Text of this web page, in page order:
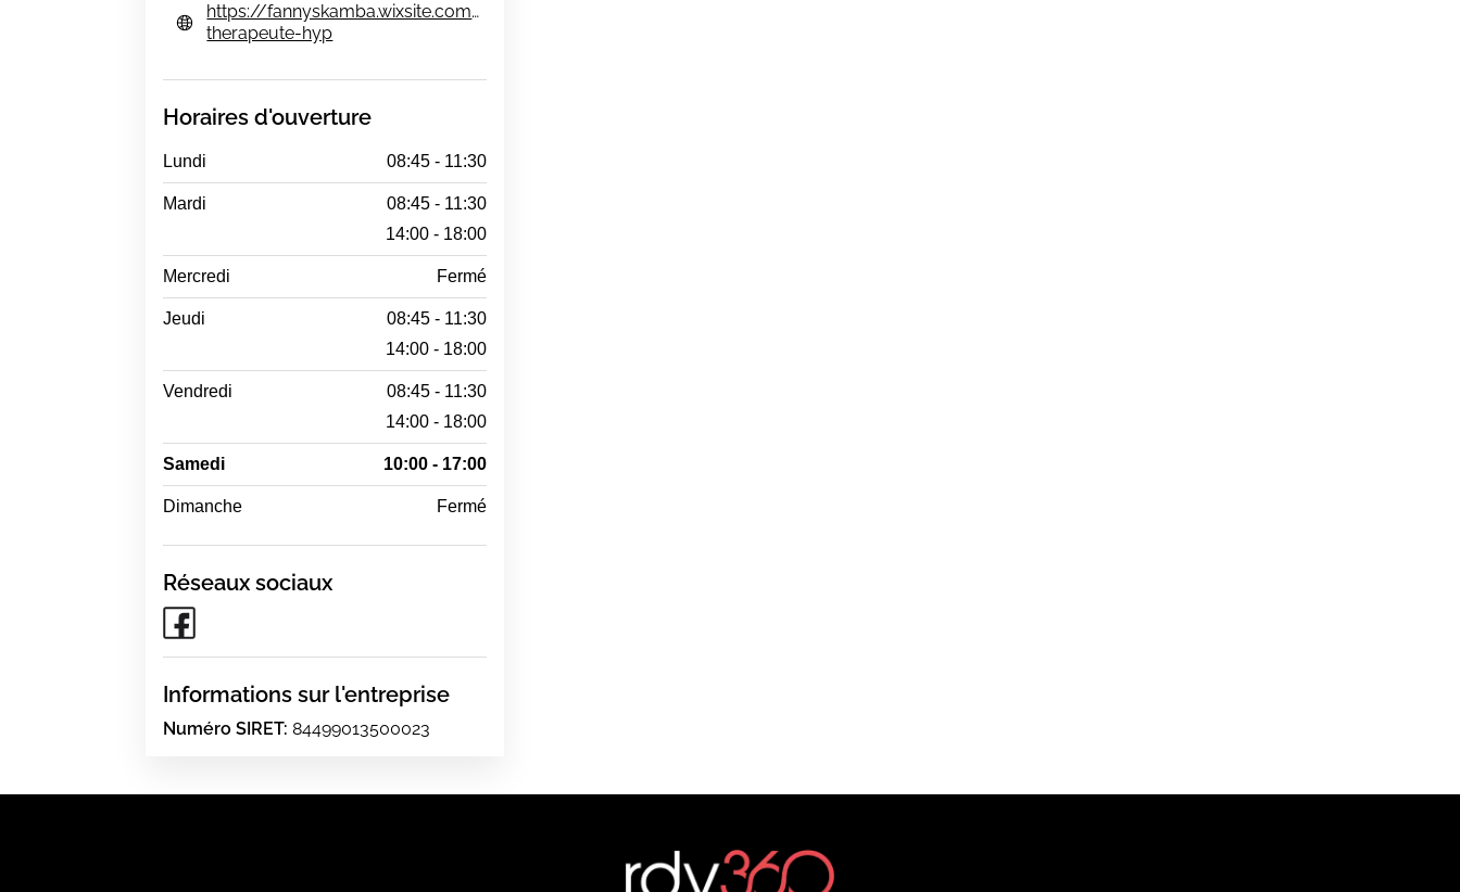
https://fannyskamba.wixsite.com/fanny-
therapeute-hyp
Horaires d'ouverture
Lundi 08:45 - 11:30
Mardi
08:45 - 11:30
14:00 - 18:00
Mercredi Fermé
Jeudi
08:45 - 11:30
14:00 - 18:00
Vendredi
08:45 - 11:30
14:00 - 18:00
Samedi 10:00 - 17:00
Dimanche Fermé
Réseaux sociaux
Informations sur l'entreprise
Numéro SIRET: 84499013500023